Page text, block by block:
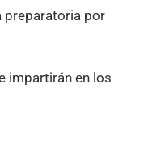
preparatoria por
impartirán en los